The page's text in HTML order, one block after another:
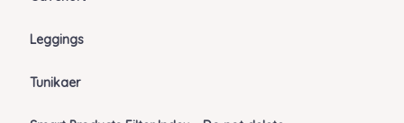
Leggings
Tunikaer